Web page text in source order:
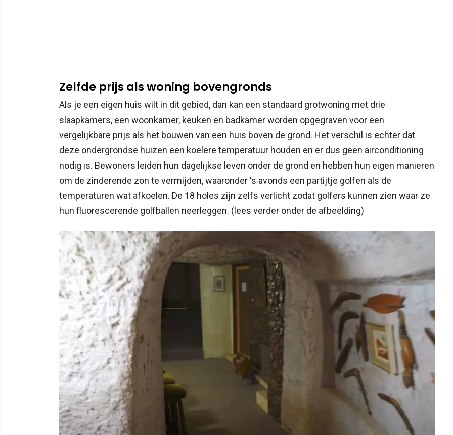
Zelfde prijs als woning bovengronds
Als je een eigen huis wilt in dit gebied, dan kan een standaard grotwoning met drie
slaapkamers, een woonkamer, keuken en badkamer worden opgegraven voor een
vergelijkbare prijs als het bouwen van een huis boven de grond. Het verschil is echter dat
deze ondergrondse huizen een koelere temperatuur houden en er dus geen airconditioning
nodig is. Bewoners leiden hun dagelijkse leven onder de grond en hebben hun eigen manieren
om de zinderende zon te vermijden, waaronder 's avonds een partijtje golfen als de
temperaturen wat afkoelen. De 18 holes zijn zelfs verlicht zodat golfers kunnen zien waar ze
hun fluorescerende golfballen neerleggen. (lees verder onder de afbeelding)